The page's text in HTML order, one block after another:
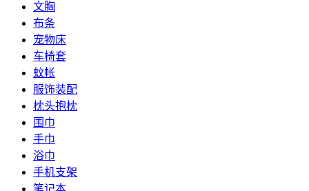
文胸
布条
宠物床
车椅套
蚊帐
服饰装配
枕头抱枕
围巾
手巾
浴巾
手机支架